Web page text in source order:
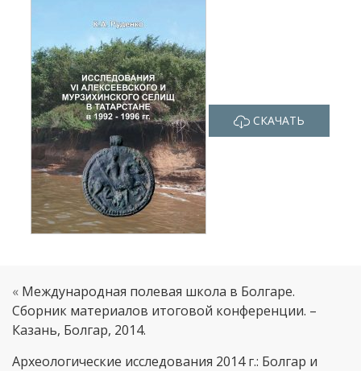
СКАЧАТЬ
« Международная полевая школа в Болгаре.
Сборник материалов итоговой конференции. –
Казань, Болгар, 2014.
Археологические исследования 2014 г.: Болгар и